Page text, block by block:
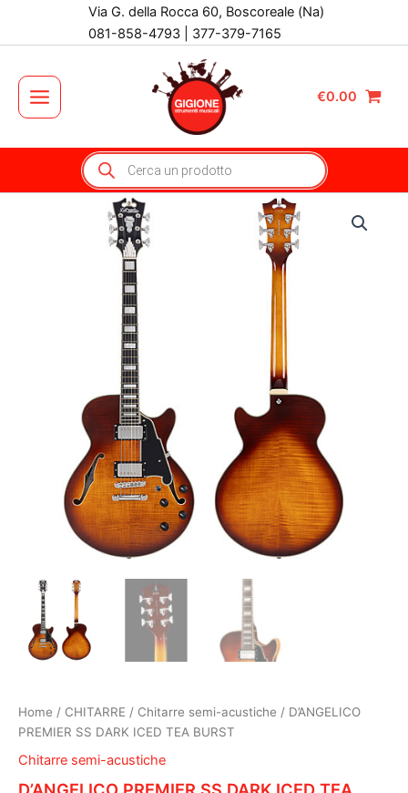
Via G. della Rocca 60, Boscoreale (Na)
081-858-4793 | 377-379-7165
Main
Menu
€0.00
Products
search
Home / CHITARRE / Chitarre semi-acustiche / D’ANGELICO
PREMIER SS DARK ICED TEA BURST
Chitarre semi-acustiche